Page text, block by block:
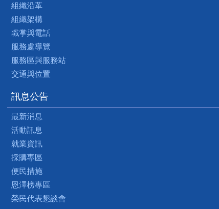
組織沿革
組織架構
職掌與電話
服務處導覽
服務區與服務站
交通與位置
訊息公告
最新消息
活動訊息
就業資訊
採購專區
便民措施
恩澤榜專區
榮民代表懇談會